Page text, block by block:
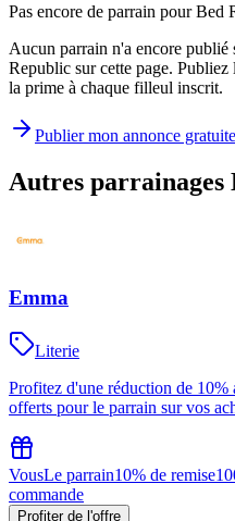
Pas encore de parrain pour Bed
Aucun parrain n'a encore publié
Republic sur cette page.
la prime à chaque filleul inscrit.
Publier mon annonce
Autres parrainages
Emma
Literie
Profitez d'une réduction de 10%
offerts pour le parrain sur vos
VousLe parrain10% de remise
commande
Profiter de l'offre